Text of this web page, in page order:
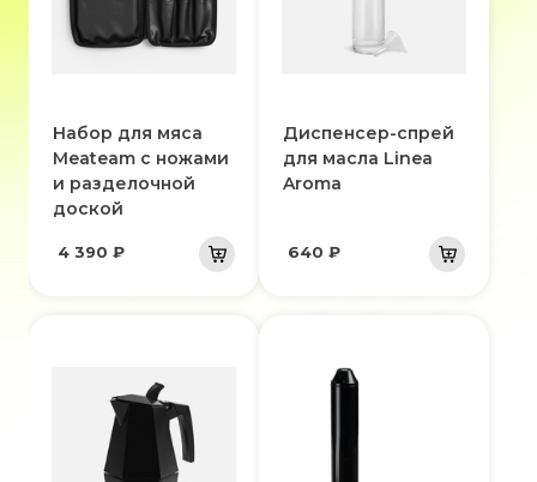
Набор для мяса
Meateam с ножами
и разделочной
доской
4 390 ₽
Диспенсер-спрей
для масла Linea
Aroma
640 ₽